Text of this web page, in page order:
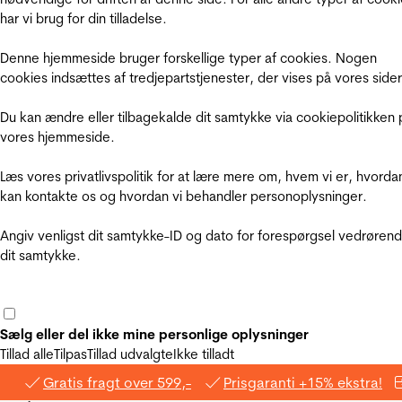
har vi brug for din tilladelse.
Denne hjemmeside bruger forskellige typer af cookies. Nogen
cookies indsættes af tredjepartstjenester, der vises på vores
Du kan ændre eller tilbagekalde dit samtykke via cookiepolitikken
vores hjemmeside.
Læs vores privatlivspolitik for at lære mere om, hvem vi er,
kan kontakte os og hvordan vi behandler personoplysninger.
Angiv venligst dit samtykke-ID og dato for forespørgsel
dit samtykke.
Sælg eller del ikke mine personlige oplysninger
Tillad alleTilpasTillad udvalgteIkke tilladt
Gratis fragt over 599,- Prisgaranti +15% ekstra!